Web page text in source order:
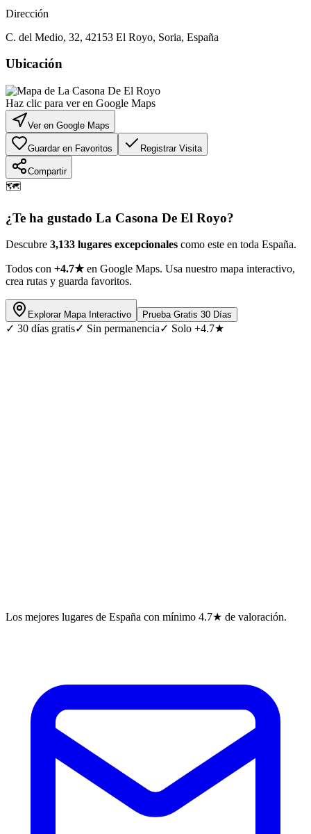
Dirección
C. del Medio, 32, 42153 El Royo, Soria, España
Ubicación
Haz clic para ver en Google Maps
Ver en Google Maps
Guardar en Favoritos Registrar Visita
Compartir
🗺️
¿Te ha gustado La Casona De El Royo?
Descubre 3,133 lugares excepcionales como este en toda España.
Todos con +4.7★en Google Maps. Usa nuestro mapa interactivo,
crea rutas y guarda favoritos.
Explorar Mapa Interactivo Prueba Gratis 30 Días
✓ 30 días gratis✓ Sin permanencia✓ Solo +4.7★
Los mejores lugares de España con mínimo 4.7★ de valoración.